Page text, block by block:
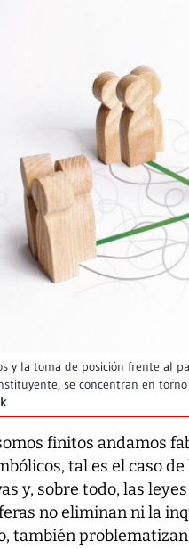
y la toma de posición frente al
se concentran en
finitos andamos
tal es el caso
y, sobre todo, las
no eliminan ni la
también